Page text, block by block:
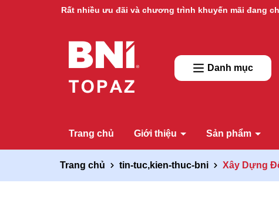
Rất nhiều ưu đãi và chương trình khuyến mãi đang
Danh mục
Trang chủ Giới thiệu Sản phẩm
Trang chủ tin-tuc,kien-thuc-bni Xây Dựng